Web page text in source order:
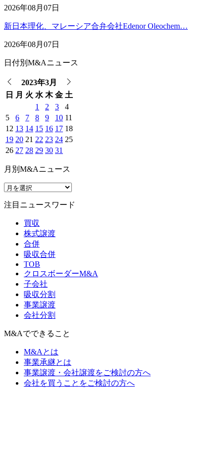
2026年08月07日
新日本理化、マレーシア合弁会社Edenor Oleochem…
2026年08月07日
日付別M&Aニュース
2023年3月
日
月 火 水 木 金 土
1
2 3
4
5
6 7 8 9 10 11
12 13 14 15 16 17 18
19 20 21 22 23 24 25
26 27 28 29 30 31
月別M&Aニュース
注目ニュースワード
買収
株式譲渡
合併
吸収合併
TOB
クロスボーダーM&A
子会社
吸収分割
事業譲渡
会社分割
M&Aでできること
M&Aとは
事業承継とは
事業譲渡・会社譲渡をご検討の方へ
会社を買うことをご検討の方へ